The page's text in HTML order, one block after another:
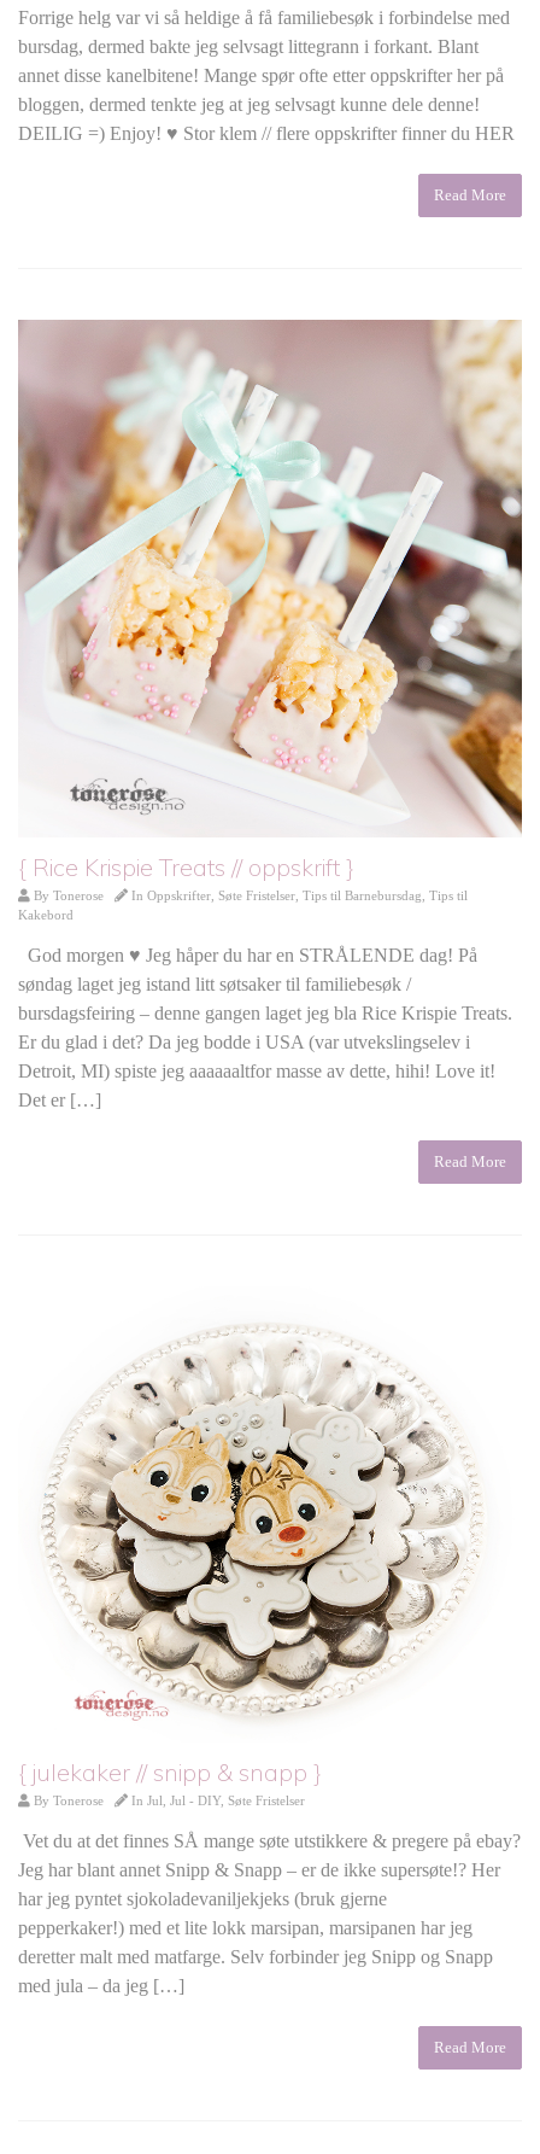
Forrige helg var vi så heldige å få familiebesøk i forbindelse med
bursdag, dermed bakte jeg selvsagt littegrann i forkant. Blant
annet disse kanelbitene! Mange spør ofte etter oppskrifter her på
bloggen, dermed tenkte jeg at jeg selvsagt kunne dele denne!
DEILIG =) Enjoy! ♥ Stor klem // flere oppskrifter finner du HER
Read More
{ Rice Krispie Treats // oppskrift }
By Tonerose In Oppskrifter Søte Fristelser Tips til Barnebursdag Tips til
Kakebord
God morgen ♥ Jeg håper du har en STRÅLENDE dag! På
søndag laget jeg istand litt søtsaker til familiebesøk /
bursdagsfeiring – denne gangen laget jeg bla Rice Krispie Treats.
Er du glad i det? Da jeg bodde i USA (var utvekslingselev i
Detroit, MI) spiste jeg aaaaaaltfor masse av dette, hihi! Love it!
Det er […]
Read More
{ julekaker // snipp & snapp }
By Tonerose In Jul Jul - DIY, Søte Fristelser
Vet du at det finnes SÅ mange søte utstikkere & pregere på ebay?
Jeg har blant annet Snipp & Snapp – er de ikke supersøte!? Her
har jeg pyntet sjokoladevaniljekjeks (bruk gjerne
pepperkaker!) med et lite lokk marsipan, marsipanen har jeg
deretter malt med matfarge. Selv forbinder jeg Snipp og Snapp
med jula – da jeg […]
Read More